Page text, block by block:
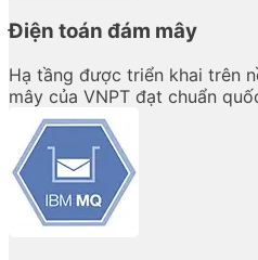
Điện toán đám mây
Hạ tầng được triển khai trên
mây của VNPT đạt chuẩn